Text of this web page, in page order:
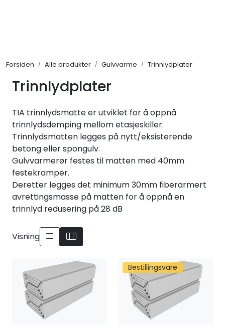
Forsiden Alle produkter Gulvvarme Trinnlydplater
Trinnlydplater
TIA trinnlydsmatte er utviklet for å oppnå
trinnlydsdemping mellom etasjeskiller.
Trinnlydsmatten legges på nytt/eksisterende
betong eller spongulv.
Gulvvarmerør festes til matten med 40mm
festekramper.
Deretter legges det minimum 30mm fiberarmert
avrettingsmasse på matten for å oppnå en
trinnlyd redusering på 28 dB
Visning
Bestillingsvare
KAMPANJER
Kontakt Oss
Søk om proffkundekonto
Reservedeler
Outlet
Be om tilbud